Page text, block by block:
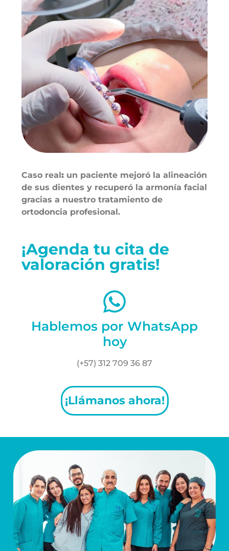
Caso real: un paciente mejoró la alineación
de sus dientes y recuperó la armonía facial
gracias a nuestro tratamiento de
ortodoncia profesional.
¡Agenda tu cita de
valoración gratis!
Hablemos por WhatsApp
hoy
(+57) 312 709 36 87
¡Llámanos ahora!